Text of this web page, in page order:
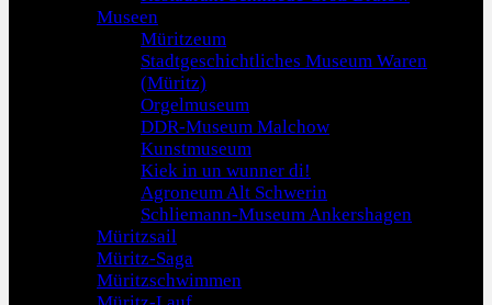
Museen
Müritzeum
Stadtgeschichtliches Museum Waren
(Müritz)
Orgelmuseum
DDR-Museum Malchow
Kunstmuseum
Kiek in un wunner di!
Agroneum Alt Schwerin
Schliemann-Museum Ankershagen
Müritzsail
Müritz-Saga
Müritzschwimmen